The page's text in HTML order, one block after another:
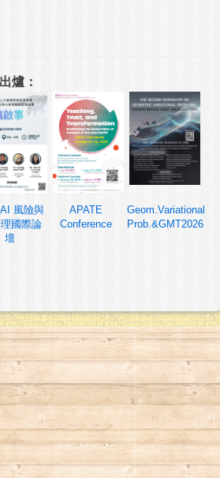
爐：
風險與
國際論
壇
APATE
Conference
Geom.Variational
Prob.&GMT2026